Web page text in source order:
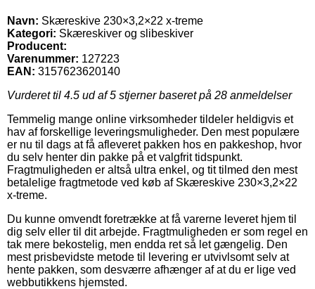
Navn: Skæreskive 230×3,2×22 x-treme
Kategori: Skæreskiver og slibeskiver
Producent:
Varenummer: 127223
EAN: 3157623620140
Vurderet til 4.5 ud af 5 stjerner baseret på 28 anmeldelser
Temmelig mange online virksomheder tildeler heldigvis et
hav af forskellige leveringsmuligheder. Den mest populære
er nu til dags at få afleveret pakken hos en pakkeshop, hvor
du selv henter din pakke på et valgfrit tidspunkt.
Fragtmuligheden er altså ultra enkel, og tit tilmed den mest
betalelige fragtmetode ved køb af Skæreskive 230×3,2×22
x-treme.
Du kunne omvendt foretrække at få varerne leveret hjem til
dig selv eller til dit arbejde. Fragtmuligheden er som regel en
tak mere bekostelig, men endda ret så let gængelig. Den
mest prisbevidste metode til levering er utvivlsomt selv at
hente pakken, som desværre afhænger af at du er lige ved
webbutikkens hjemsted.